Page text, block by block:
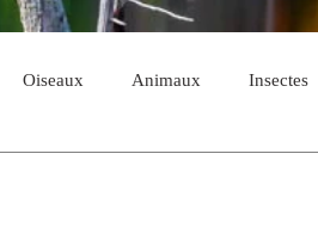
Oiseaux Animaux Insectes